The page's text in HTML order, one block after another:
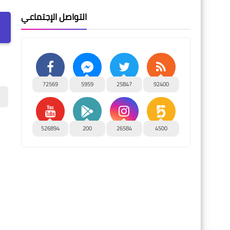
التواصل الإجتماعي
72569 5959 25847 92400
526894 200 26584 4500